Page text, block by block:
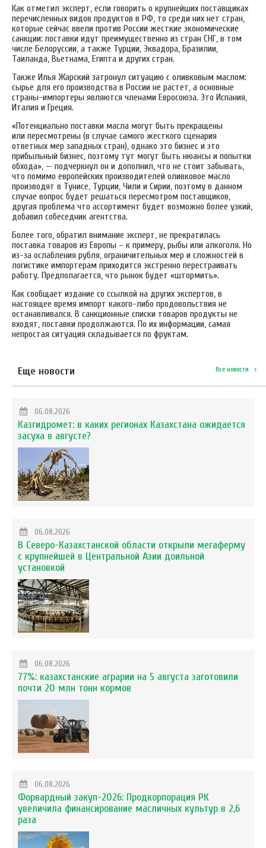
Как отметил эксперт, если говорить о крупнейших поставщиках
перечисленных видов продуктов в РФ, то среди них нет стран,
которые сейчас ввели против России жесткие экономические
санкции: поставки идут преимущественно из стран СНГ, в том
числе Белоруссии, а также Турции, Эквадора, Бразилии,
Таиланда, Вьетнама, Египта и других стран.
Также Илья Жарский затронул ситуацию с оливковым маслом:
сырье для его производства в России не растет, а основные
страны-импортеры являются членами Евросоюза. Это Испания,
Италия и Греция.
«Потенциально поставки масла могут быть прекращены
или пересмотрены (в случае самого жесткого сценария
ответных мер западных стран), однако это бизнес и это
прибыльный бизнес, поэтому тут могут быть нюансы и попытки
обхода», — подчеркнул он и дополнил, что не стоит забывать,
что помимо европейских производителей оливковое масло
производят в Тунисе, Турции, Чили и Сирии, поэтому в данном
случае вопрос будет решаться пересмотром поставщиков,
другая проблема что ассортимент будет возможно более узкий,
добавил собеседник агентства.
Более того, обратил внимание эксперт, не прекратилась
поставка товаров из Европы – к примеру, рыбы или алкоголя. Но
из-за ослабления рубля, ограничительных мер и сложностей в
логистике импортерам приходится экстренно перестраивать
работу. Предполагается, что рынок будет «штормить».
Как сообщает издание со ссылкой на других экспертов, в
настоящее время импорт какого-либо продовольствия не
останавливался. В санкционные списки товаров продукты не
входят, поставки продолжаются. По их информации, самая
непростая ситуация складывается по фруктам.
Еще новости Все новости
06.08.2026
Казгидромет: в каких регионах Казахстана ожидается
засуха в августе?
06.08.2026
В Северо-Казахстанской области открыли мегаферму
с крупнейшей в Центральной Азии доильной
установкой
06.08.2026
77%: казахстанские аграрии на 5 августа заготовили
почти 20 млн тонн кормов
06.08.2026
Форвардный закуп-2026: Продкорпорация РК
увеличила финансирование масличных культур в 2,6
раза